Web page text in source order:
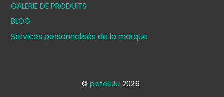
GALERIE DE PRODUITS
BLOG
Services personnalisés de la marque
©petelulu 2026